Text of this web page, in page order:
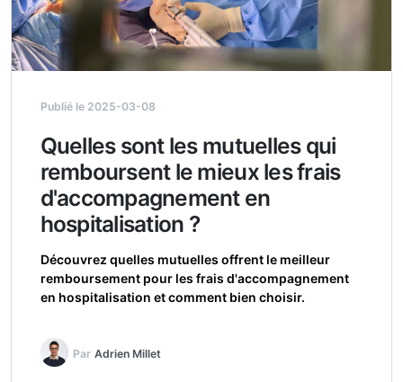
Publié le 2025-03-08
Quelles sont les mutuelles qui
remboursent le mieux les frais
d'accompagnement en
hospitalisation ?
Découvrez quelles mutuelles offrent le meilleur
remboursement pour les frais d'accompagnement
en hospitalisation et comment bien choisir.
Par Adrien Millet